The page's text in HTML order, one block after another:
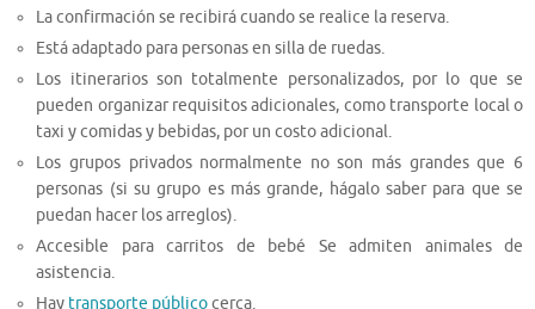
La confirmación se recibirá cuando se realice la reserva.
Está adaptado para personas en silla de ruedas.
Los itinerarios son totalmente personalizados, por lo que se
pueden organizar requisitos adicionales, como transporte local o
taxi y comidas y bebidas, por un costo adicional.
Los grupos privados normalmente no son más grandes que 6
personas (si su grupo es más grande, hágalo saber para que se
puedan hacer los arreglos).
Accesible para carritos de bebé Se admiten animales de
asistencia.
Hay transporte públicocerca.